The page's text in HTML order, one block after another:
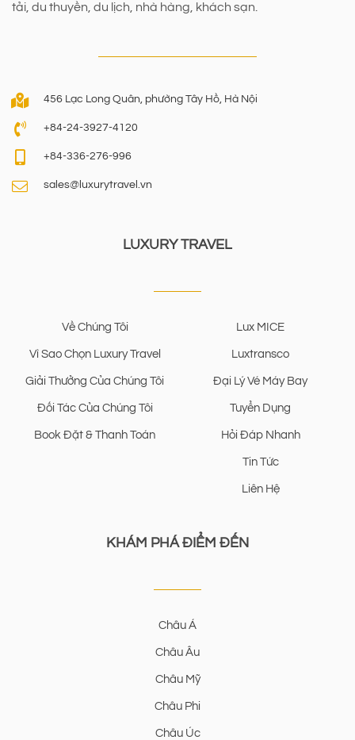
tải, du thuyền, du lịch, nhà hàng, khách sạn.
456 Lạc Long Quân, phường Tây Hồ, Hà Nội
+84-24-3927-4120
+84-336-276-996
sales@luxurytravel.vn
LUXURY TRAVEL
Về Chúng Tôi
Vì Sao Chọn Luxury Travel
Giải Thưởng Của Chúng Tôi
Đối Tác Của Chúng Tôi
Book Đặt & Thanh Toán
Lux MICE
Luxtransco
Đại Lý Vé Máy Bay
Tuyển Dụng
Hỏi Đáp Nhanh
Tin Tức
Liên Hệ
KHÁM PHÁ ĐIỂM ĐẾN
Châu Á
Châu Âu
Châu Mỹ
Châu Phi
Châu Úc